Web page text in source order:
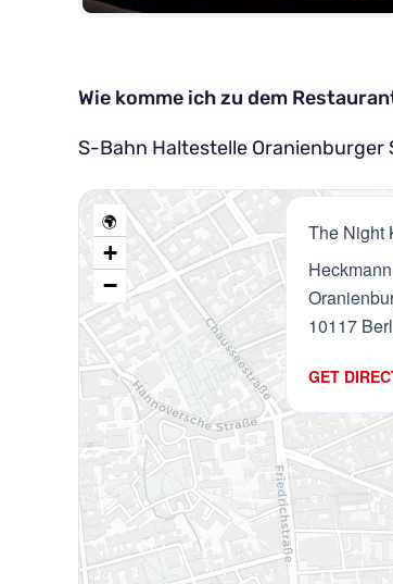
Wie komme ich zu dem
S-Bahn Haltestelle
The Night
10117
GET
🌍
+
−